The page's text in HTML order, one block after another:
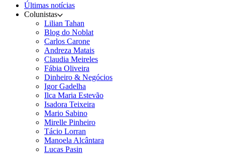
Últimas notícias
Colunistas
Lilian Tahan
Blog do Noblat
Carlos Carone
Andreza Matais
Claudia Meireles
Fábia Oliveira
Dinheiro & Negócios
Igor Gadelha
Ilca Maria Estevão
Isadora Teixeira
Mario Sabino
Mirelle Pinheiro
Tácio Lorran
Manoela Alcântara
Lucas Pasin